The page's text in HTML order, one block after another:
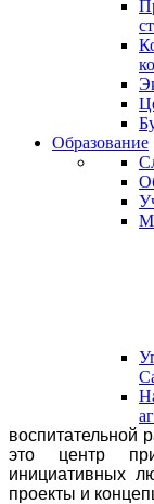
Образование
это центр
инициативных
проекты и